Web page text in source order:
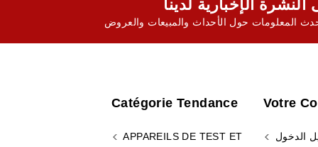
المعلومات حول الأحداث والمبيعات والعروض
Votre
الدخول
Catégorie Tendance
APPAREILS DE TEST ET